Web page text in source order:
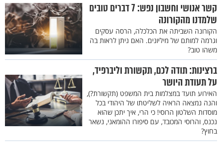
קשר אנושי וחשבון נפש: 7 דברים טובים
שלמדנו מהקורונה
הקורונה השביתה את הכלכלה, הרסה עסקים
וגרמה למותם של מיליונים. האם ניתן לראות בה
משהו טוב?
ברצינות: תודה לכם, תקשורת וליברפיד,
על תעודת היושר
האירוע תועד במצלמות בית המשפט (תקשורת?),
והנה נמצאה הראיה לשליטתו של היהודי בכל
מוסדות השלטון הרוסי! כי הרי, איך יתכן שהוא
נכנס, והרוסי המכובד, עם סיפורו ההומאני, נשאר
בחוץ?